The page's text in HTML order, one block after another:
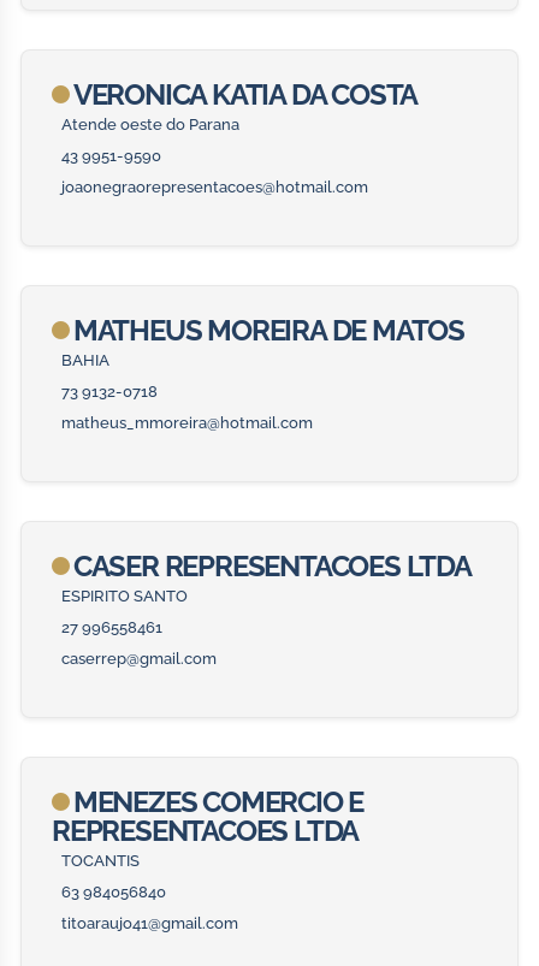
VERONICA KATIA DA COSTA
Atende oeste do Parana
43 9951-9590
joaonegraorepresentacoes@hotmail.com
MATHEUS MOREIRA DE MATOS
BAHIA
73 9132-0718
matheus_mmoreira@hotmail.com
CASER REPRESENTACOES LTDA
ESPIRITO SANTO
27 996558461
caserrep@gmail.com
MENEZES COMERCIO E
REPRESENTACOES LTDA
TOCANTIS
63 984056840
titoaraujo41@gmail.com